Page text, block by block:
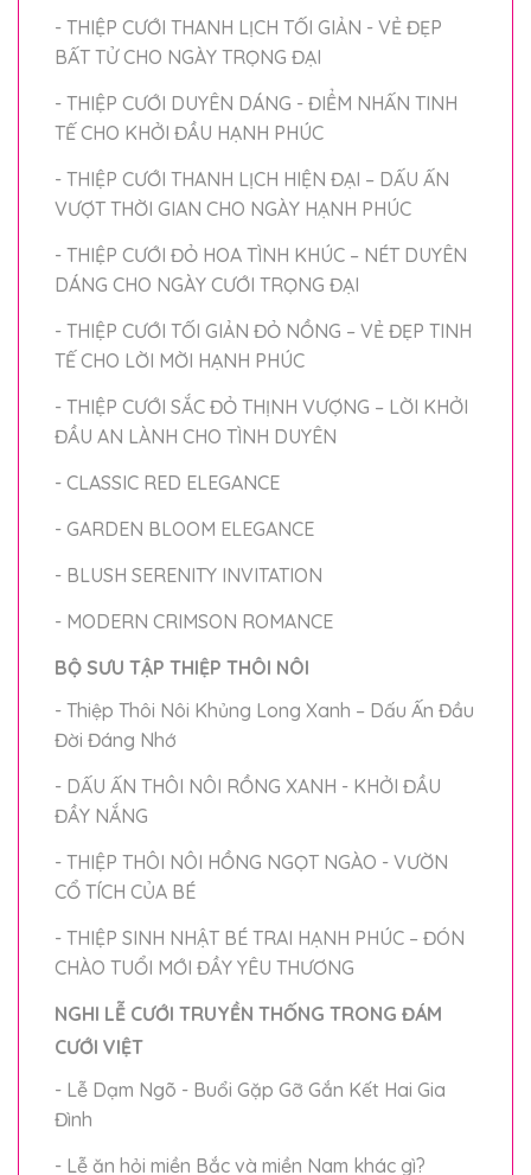
- THIỆP CƯỚI THANH LỊCH TỐI GIẢN - VẺ ĐẸP
BẤT TỬ CHO NGÀY TRỌNG ĐẠI
- THIỆP CƯỚI DUYÊN DÁNG - ĐIỂM NHẤN TINH
TẾ CHO KHỞI ĐẦU HẠNH PHÚC
- THIỆP CƯỚI THANH LỊCH HIỆN ĐẠI – DẤU ẤN
VƯỢT THỜI GIAN CHO NGÀY HẠNH PHÚC
- THIỆP CƯỚI ĐỎ HOA TÌNH KHÚC – NÉT DUYÊN
DÁNG CHO NGÀY CƯỚI TRỌNG ĐẠI
- THIỆP CƯỚI TỐI GIẢN ĐỎ NỒNG – VẺ ĐẸP TINH
TẾ CHO LỜI MỜI HẠNH PHÚC
- THIỆP CƯỚI SẮC ĐỎ THỊNH VƯỢNG – LỜI KHỞI
ĐẦU AN LÀNH CHO TÌNH DUYÊN
- CLASSIC RED ELEGANCE
- GARDEN BLOOM ELEGANCE
- BLUSH SERENITY INVITATION
- MODERN CRIMSON ROMANCE
BỘ SƯU TẬP THIỆP THÔI NÔI
- Thiệp Thôi Nôi Khủng Long Xanh – Dấu Ấn Đầu
Đời Đáng Nhớ
- DẤU ẤN THÔI NÔI RỒNG XANH - KHỞI ĐẦU
ĐẦY NẮNG
- THIỆP THÔI NÔI HỒNG NGỌT NGÀO - VƯỜN
CỔ TÍCH CỦA BÉ
- THIỆP SINH NHẬT BÉ TRAI HẠNH PHÚC – ĐÓN
CHÀO TUỔI MỚI ĐẦY YÊU THƯƠNG
NGHI LỄ CƯỚI TRUYỀN THỐNG TRONG ĐÁM
CƯỚI VIỆT
- Lễ Dạm Ngõ - Buổi Gặp Gỡ Gắn Kết Hai Gia
Đình
- Lễ ăn hỏi miền Bắc và miền Nam khác gì?